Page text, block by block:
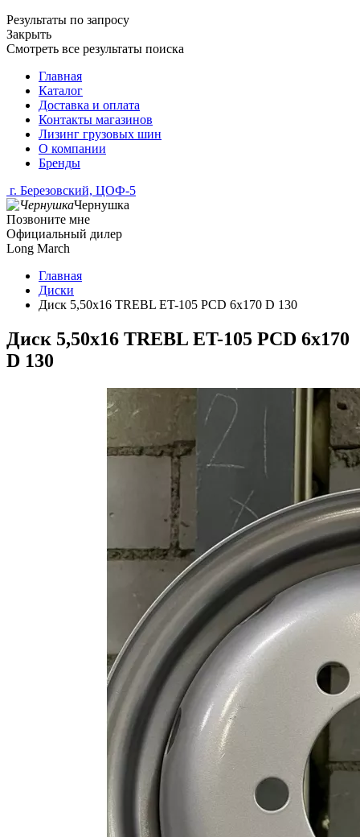
Результаты по запросу
Закрыть
Смотреть все результаты поиска
Главная
Каталог
Доставка и оплата
Контакты магазинов
Лизинг грузовых шин
О компании
Бренды
г. Березовский, ЦОФ-5
Чернушка
Позвоните мне
Официальный дилер
Long March
Главная
Диски
Диск 5,50х16 TREBL ET-105 PCD 6x170 D 130
Диск 5,50х16 TREBL ET-105 PCD 6x170
D 130